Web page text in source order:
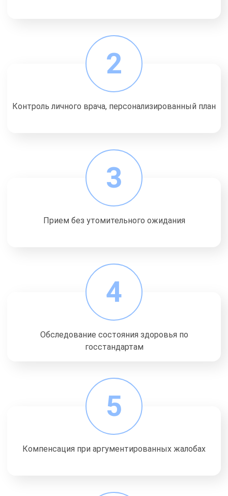
2
Контроль личного врача, персонализированный план
3
Прием без утомительного ожидания
4
Обследование состояния здоровья по
госстандартам
5
Компенсация при аргументированных жалобах